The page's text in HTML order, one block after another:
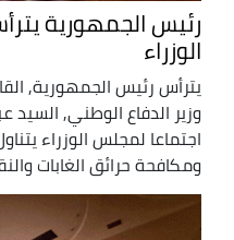
رئيس الجمهورية
الوزراء
يترأس رئيس الجمهورية,
وزير الدفاع الوطني, السيد
اجتماعا لمجلس الوزراء
ومكافحة حرائق الغابات